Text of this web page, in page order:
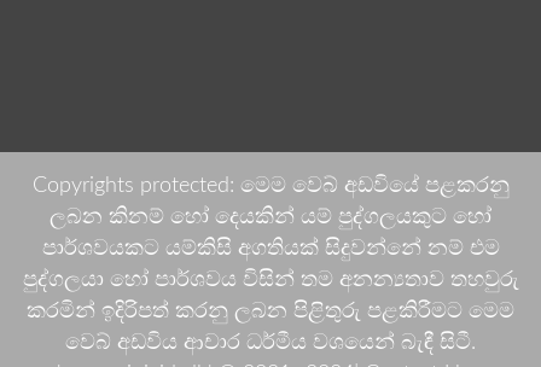
Copyrights protected: මෙම වෙබ් අඩවියේ පළකරනු
ලබන කිනම් හෝ දෙයකින් යම් පුද්ගලයකුට හෝ
පාර්ශවයකට යම්කිසි අගතියක් සිදුවන්නේ නම් එම
පුද්ගලයා හෝ පාර්ශවය විසින් තම අනන්‍යතාව තහවුරු
කරමින් ඉදිරිපත් කරනු ලබන පිළිතුරු පළකිරීමට මෙම
වෙබ් අඩවිය ආචාර ධර්මීය වශයෙන් බැඳී සිටී.